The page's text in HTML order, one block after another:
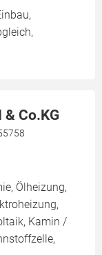
Co.KG
Ölheizung,
Kamin /